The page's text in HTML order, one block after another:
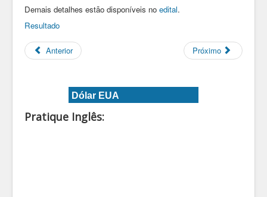
Demais detalhes estão disponíveis no edital.
Resultado
Anterior Próximo
Dólar EUA
Pratique Inglês: